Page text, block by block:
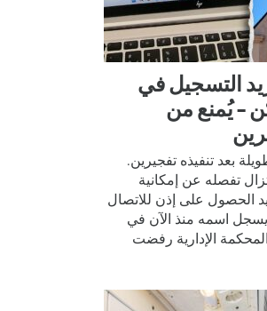
التسجيل في
– يُمنع من
بعد تنفيذه تفجيرين.
تفصله عن إمكانية
الحصول على إذن للاتصال
اسمه منذ الآن في
الإدارية رفضت